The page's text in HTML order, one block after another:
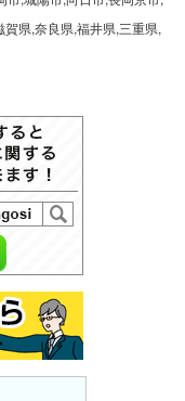
県,奈良県,福井県,三重県,